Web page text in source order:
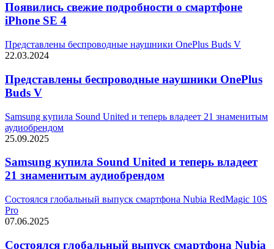
Появились свежие подробности о смартфоне
iPhone SE 4
Представлены беспроводные наушники OnePlus Buds V
22.03.2024
Представлены беспроводные наушники OnePlus
Buds V
Samsung купила Sound United и теперь владеет 21 знаменитым
аудиобрендом
25.09.2025
Samsung купила Sound United и теперь владеет
21 знаменитым аудиобрендом
Состоялся глобальный выпуск смартфона Nubia RedMagic 10S
Pro
07.06.2025
Состоялся глобальный выпуск смартфона Nubia